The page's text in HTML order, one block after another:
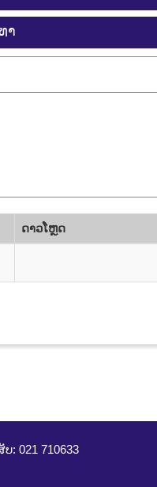
າ
ດາວ​ໂຫຼດ
: 021 710633